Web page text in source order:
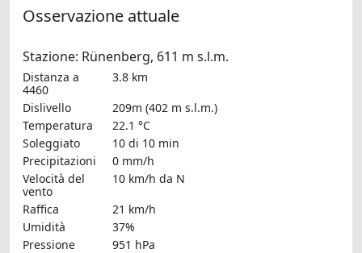
Osservazione attuale
Stazione: Rünenberg, 611 m s.l.m.
Distanza a
4460
3.8 km
Dislivello
209m (402 m s.l.m.)
Temperatura
22.1 °C
Soleggiato
10 di 10 min
Precipitazioni
0 mm/h
Velocità del
vento
10 km/h da N
Raffica
21 km/h
Umidità
37%
Pressione
951 hPa